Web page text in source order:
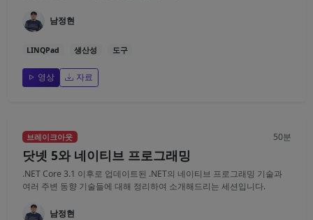
남정현
LINQPad 생산성 도구
영상 자료
브레이크아웃 50분
닷넷 5와 네이티브 프로그래밍
.NET Core 3.1 이후로 업데이트된 .NET의 네이티브 프로그래밍 기술과
여러 주변 동향 기술들에 대해 정리하여 소개해드리는 세션입니다.
남정현